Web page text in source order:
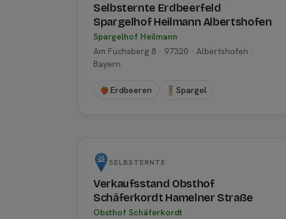
Selbsternte Erdbeerfeld
Spargelhof Heilmann Albertshofen
Spargelhof Heilmann
Am Fuchsberg 8 · 97320 · Albertshofen ·
Bayern
Erdbeeren Spargel
SELBSTERNTE
Verkaufsstand Obsthof
Schäferkordt Hamelner Straße
Obsthof Schäferkordt